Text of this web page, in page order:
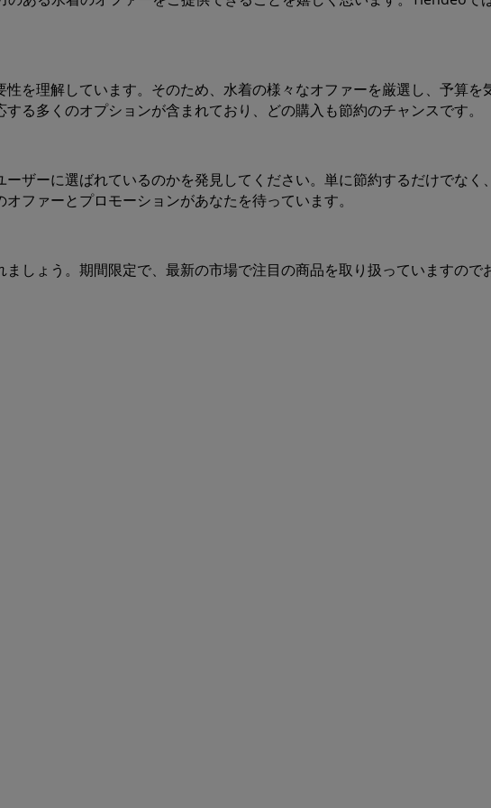
を理解しています。そのため、水着の様々なオファーを厳選し、予算
る多くのオプションが含まれており、どの購入も節約のチャンスです。
ザーに選ばれているのかを発見してください。単に節約するだけでな
ファーとプロモーションがあなたを待っています。
しょう。期間限定で、最新の市場で注目の商品を取り扱っていますの